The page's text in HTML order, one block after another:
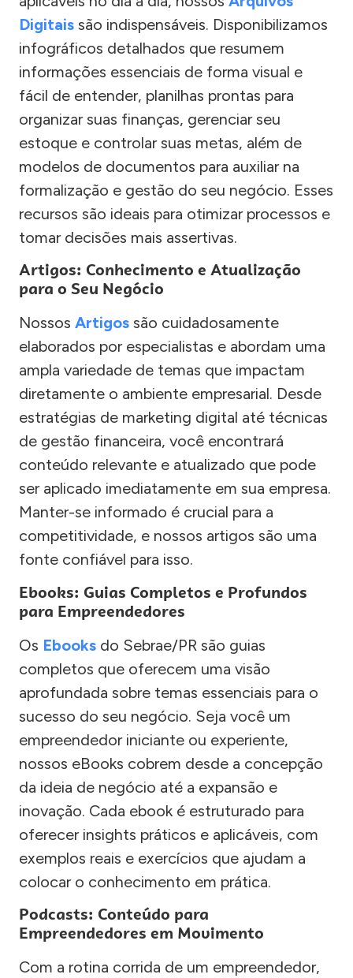
Digitais são indispensáveis. Disponibilizamos
infográficos detalhados que resumem
informações essenciais de forma visual e
fácil de entender, planilhas prontas para
organizar suas finanças, gerenciar seu
estoque e controlar suas metas, além de
modelos de documentos para auxiliar na
formalização e gestão do seu negócio. Esses
recursos são ideais para otimizar processos e
tomar decisões mais assertivas.
Artigos: Conhecimento e Atualização
para o Seu Negócio
Nossos Artigos são cuidadosamente
elaborados por especialistas e abordam uma
ampla variedade de temas que impactam
diretamente o ambiente empresarial. Desde
estratégias de marketing digital até técnicas
de gestão financeira, você encontrará
conteúdo relevante e atualizado que pode
ser aplicado imediatamente em sua empresa.
Manter-se informado é crucial para a
competitividade, e nossos artigos são uma
fonte confiável para isso.
Ebooks: Guias Completos e Profundos
para Empreendedores
Os Ebooks do Sebrae/PR são guias
completos que oferecem uma visão
aprofundada sobre temas essenciais para o
sucesso do seu negócio. Seja você um
empreendedor iniciante ou experiente,
nossos eBooks cobrem desde a concepção
da ideia de negócio até a expansão e
inovação. Cada ebook é estruturado para
oferecer insights práticos e aplicáveis, com
exemplos reais e exercícios que ajudam a
colocar o conhecimento em prática.
Podcasts: Conteúdo para
Empreendedores em Movimento
Com a rotina corrida de um empreendedor,